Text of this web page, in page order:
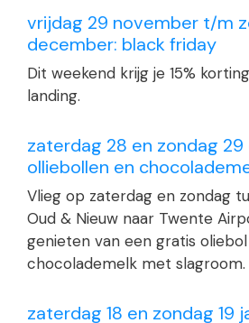
vrijdag 29 november t/m
december: black friday
Dit weekend krijg je 15%
landing.
zaterdag 28 en zondag
olliebollen en
Vlieg op zaterdag en zondag
Oud & Nieuw naar Twente
genieten van een gratis
chocolademelk met slagroom.
zaterdag 18 en zondag 19